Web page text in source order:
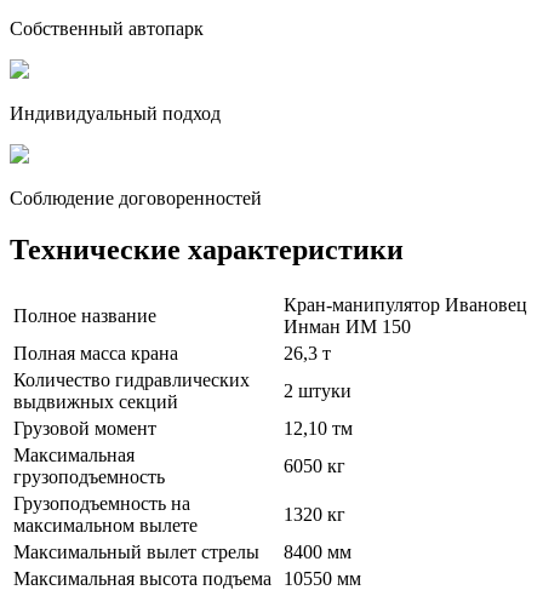
Собственный автопарк
Индивидуальный подход
Соблюдение договоренностей
Технические характеристики
Полное название
Кран-манипулятор Ивановец
Инман ИМ 150
Полная масса крана
26,3 т
Количество гидравлических
выдвижных секций
2 штуки
Грузовой момент
12,10 тм
Максимальная
грузоподъемность
6050 кг
Грузоподъемность на
максимальном вылете
1320 кг
Максимальный вылет стрелы
8400 мм
Максимальная высота подъема
10550 мм